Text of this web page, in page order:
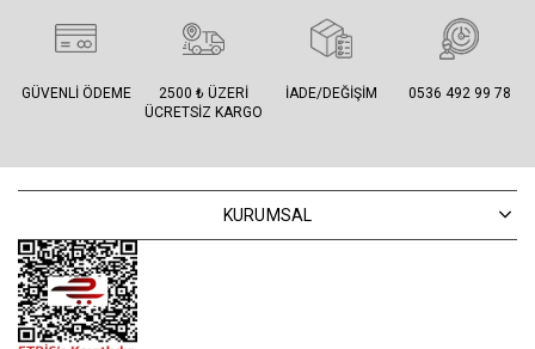
GÜVENLI ÖDEME
2500 ₺ ÜZERI
ÜCRETSIZ KARGO
İADE/DEĞIŞIM 0536 492 99 78
KURUMSAL